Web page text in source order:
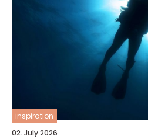
inspiration
02. July 2026